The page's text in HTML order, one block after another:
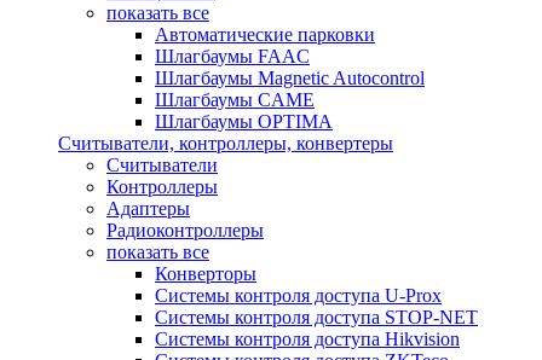
показать все
Автоматические парковки
Шлагбаумы FAAC
Шлагбаумы Magnetic Autocontrol
Шлагбаумы CAME
Шлагбаумы OPTIMA
Считыватели, контроллеры, конвертеры
Считыватели
Контроллеры
Адаптеры
Радиоконтроллеры
показать все
Конверторы
Системы контроля доступа U-Prox
Системы контроля доступа STOP-NET
Системы контроля доступа Hikvision